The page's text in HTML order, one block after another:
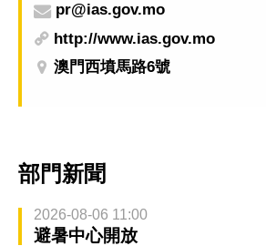
pr@ias.gov.mo
http://www.ias.gov.mo
澳門西墳馬路6號
部門新聞
2026-08-06 11:00
避暑中心開放